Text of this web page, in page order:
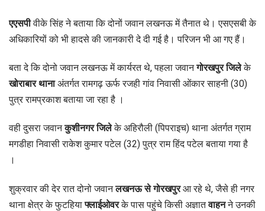
एएसपीवीके सिंह ने बताया कि दोनों जवान लखनऊ में तैनात थे। एसएसबी के
अधिकारियों को भी हादसे की जानकारी दे दी गई है। परिजन भी आ गए हैं।
बता दे कि दोनो जवान लखनऊ में कार्यरत थे, पहला जवानगोरखपुर जिलेके
खोराबार थानाअंतर्गत रामगढ़ ऊर्फ रजही गांव निवासी ओंकार साहनी (30)
पुत्र रामप्रकाश बताया जा रहा है ।
वही दुसरा जवानकुशीनगर जिलेके अहिरौली (पिपराइच) थाना अंतर्गत ग्राम
मगडीहा निवासी राकेश कुमार पटेल (32) पुत्र राम हिंद पटेल बताया गया है
।
शुक्रवार की देर रात दोनो जवानलखनऊ से गोरखपुरआ रहे थे, जैसे ही नगर
थाना क्षेत्र के फुटहियाफ्लाईओवरके पास पहुंचे किसी अज्ञातवाहनने उनकी